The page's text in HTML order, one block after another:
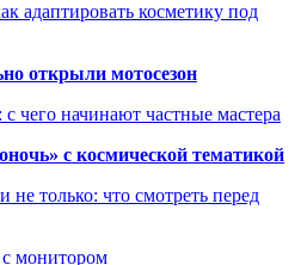
адаптировать косметику под
открыли мотосезон
чего начинают частные мастера
с космической тематикой
только: что смотреть перед
с монитором